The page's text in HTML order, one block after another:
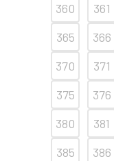
360
361
365
366
370
371
375
376
380
381
385
386